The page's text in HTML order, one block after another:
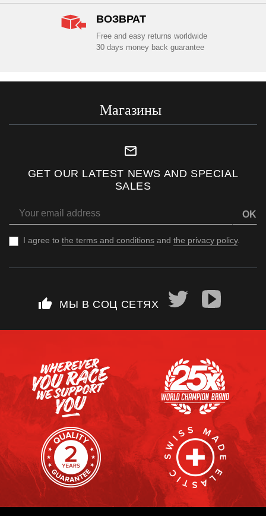
ВОЗВРАТ
Free and easy returns worldwide
30 days money back guarantee
Магазины
mail_outline
GET OUR LATEST NEWS AND SPECIAL
SALES
OK
I agree to the terms and conditions and the privacy policy.
thumb_up МЫ В СОЦ СЕТЯХ